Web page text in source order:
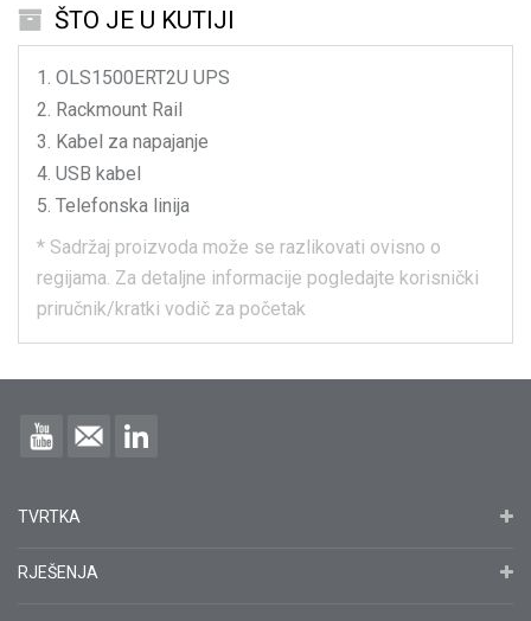
ŠTO JE U KUTIJI
OLS1500ERT2U UPS
Rackmount Rail
Kabel za napajanje
USB kabel
Telefonska linija
* Sadržaj proizvoda može se razlikovati ovisno o
regijama. Za detaljne informacije pogledajte korisnički
priručnik/kratki vodič za početak
TVRTKA
RJEŠENJA